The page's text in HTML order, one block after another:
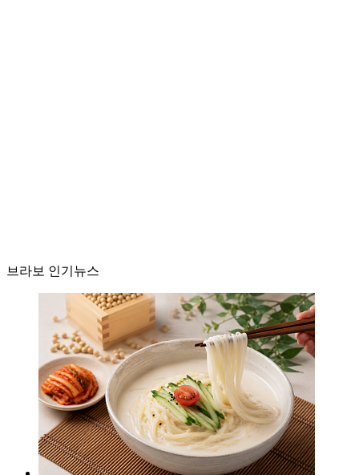
브라보 인기뉴스